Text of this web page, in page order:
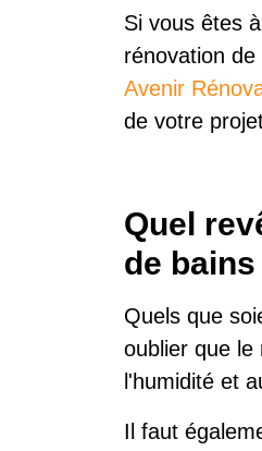
Si vous êtes
rénovation
Avenir
de votre
Quel
de bains
Quels que
oublier que le
l'humidité et
Il faut